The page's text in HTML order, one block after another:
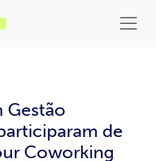
Gestão
de
Coworking